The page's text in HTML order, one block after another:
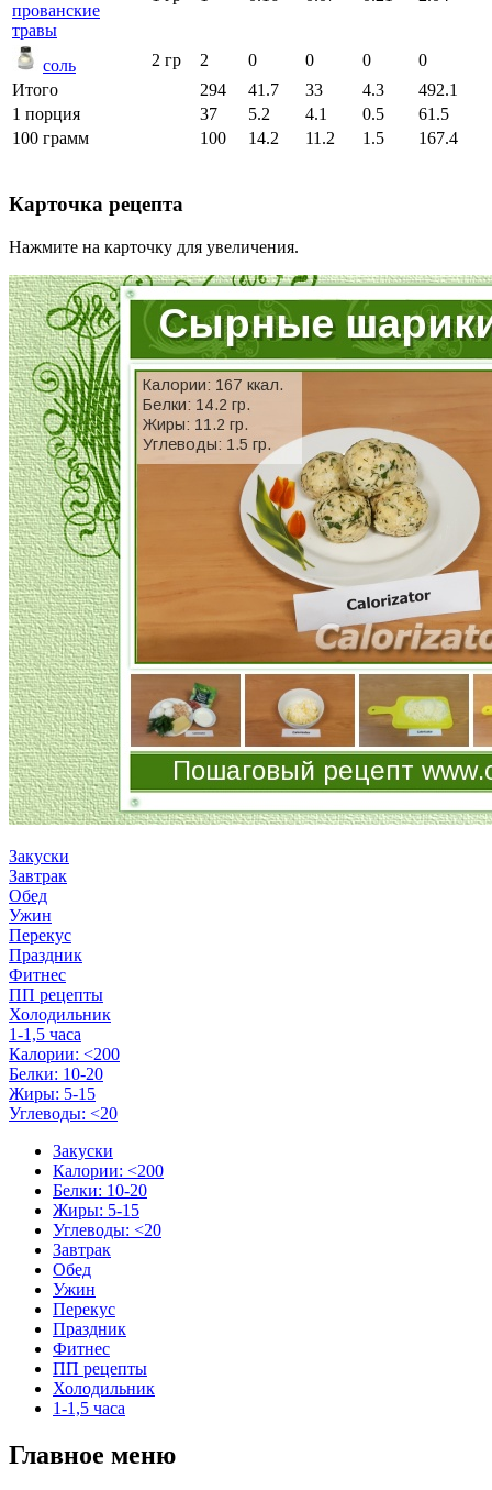
прованские
травы
соль 2 гр 2 0 0 0
0
Итого
294 41.7 33 4.3
492.1
1 порция
37 5.2 4.1 0.5
61.5
100 грамм
100 14.2 11.2 1.5 167.4
Карточка рецепта
Нажмите на карточку для увеличения.
Закуски
Завтрак
Обед
Ужин
Перекус
Праздник
Фитнес
ПП рецепты
Холодильник
1-1,5 часа
Калории: <200
Белки: 10-20
Жиры: 5-15
Углеводы: <20
Закуски
Калории: <200
Белки: 10-20
Жиры: 5-15
Углеводы: <20
Завтрак
Обед
Ужин
Перекус
Праздник
Фитнес
ПП рецепты
Холодильник
1-1,5 часа
Главное меню